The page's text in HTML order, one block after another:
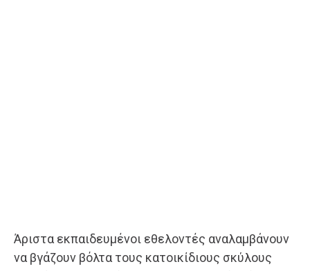
Άριστα εκπαιδευμένοι εθελοντές αναλαμβάνουν
να βγάζουν βόλτα τους κατοικίδιους σκύλους